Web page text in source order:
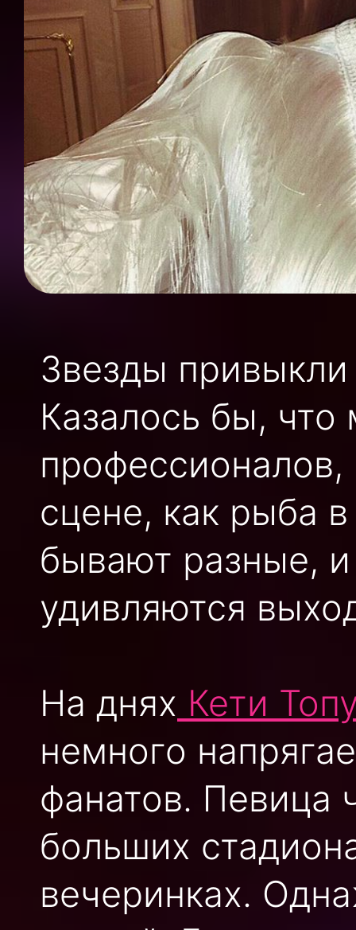
Звезды
Казалось бы,
сцене, как рыба
бывают разные,
удивляются
На днях Кети
немного
фанатов. Певица
больших
вечеринках.